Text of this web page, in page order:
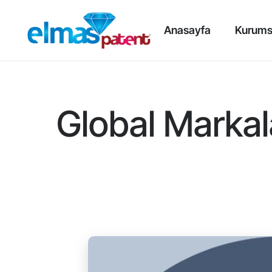
Anasayfa
Global